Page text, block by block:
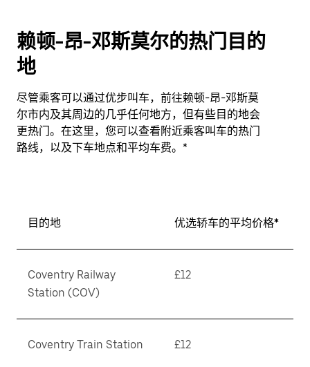
赖顿-昂-邓斯莫尔的热门目的
地
尽管乘客可以通过优步叫车，前往赖顿-昂-邓斯莫
尔市内及其周边的几乎任何地方，但有些目的地会
更热门。在这里，您可以查看附近乘客叫车的热门
路线，以及下车地点和平均车费。*
目的地 优选轿车的平均价格*
Coventry Railway
Station (COV)
£12
Coventry Train Station £12